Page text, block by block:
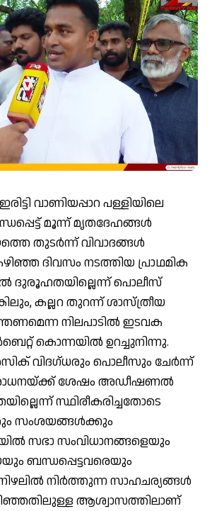
വാണിയപ്പാറ പള്ളിയിലെ
മൂന്ന് മൃതദേഹങ്ങൾ
തുടർന്ന് വിവാദങ്ങൾ
ദിവസം നടത്തിയ പ്രാഥമിക
ദുരൂഹതയില്ലെന്ന് പൊലീസ്
കല്ലറ തുറന്ന് ശാസ്ത്രീയ
നിലപാടിൽ ഇടവക
കൊന്നയിൽ ഉറച്ചുനിന്നു.
വിദഗ്ധരും പൊലീസും ചേർന്ന്
ശേഷം അഡീഷണൽ
സ്ഥിരീകരിച്ചതോടെ
സംശയങ്ങൾക്കും
സഭാ സംവിധാനങ്ങളെയും
ബന്ധപ്പെട്ടവരെയും
നിർത്തുന്ന സാഹചര്യങ്ങൾ
ആശ്വാസത്തിലാണ്